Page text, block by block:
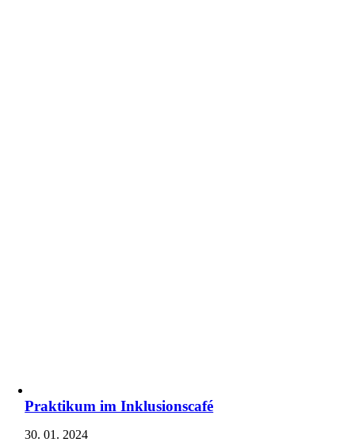
Praktikum im Inklusionscafé
30. 01. 2024